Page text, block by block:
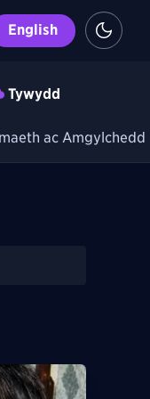
English
Tywydd
ac Amgylchedd